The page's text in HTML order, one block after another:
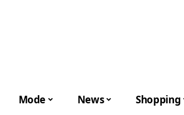
Mode News Shopping